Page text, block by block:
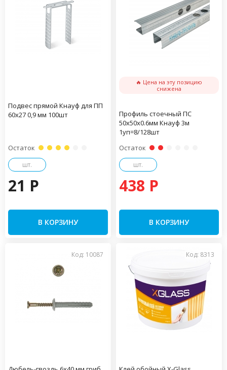
Подвес прямой Кнауф для ПП
60х27 0,9 мм 100шт
Остаток
шт.
21 P
В КОРЗИНУ
🔥 Цена на эту позицию
снижена
Профиль стоечный ПС
50х50х0.6мм Кнауф 3м
1уп=8/128шт
Остаток
шт.
438 P
В КОРЗИНУ
Код: 10087 Код: 8313